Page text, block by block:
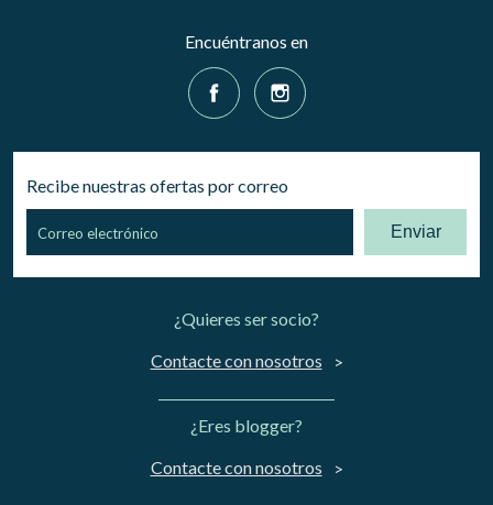
Encuéntranos en
Recibe nuestras ofertas por correo
Enviar
¿Quieres ser socio?
Contacte con nosotros
¿Eres blogger?
Contacte con nosotros